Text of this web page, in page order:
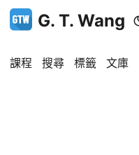
G. T. Wang
課程 搜尋 標籤 文庫